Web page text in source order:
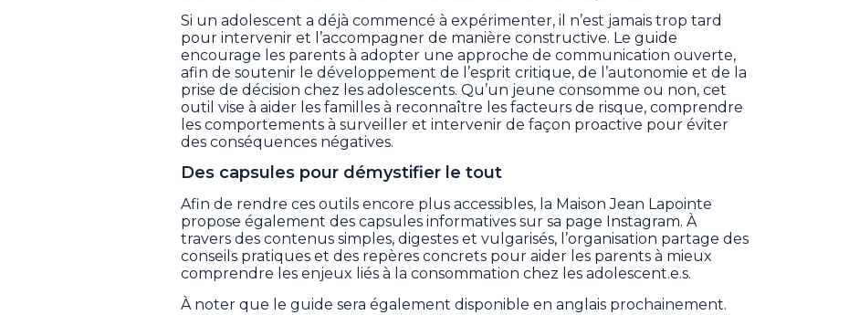
Si un adolescent a déjà commencé à expérimenter, il n’est jamais trop tard
pour intervenir et l’accompagner de manière constructive. Le guide
encourage les parents à adopter une approche de communication ouverte,
afin de soutenir le développement de l’esprit critique, de l’autonomie et de la
prise de décision chez les adolescents. Qu’un jeune consomme ou non, cet
outil vise à aider les familles à reconnaître les facteurs de risque, comprendre
les comportements à surveiller et intervenir de façon proactive pour éviter
des conséquences négatives.
Des capsules pour démystifier le tout
Afin de rendre ces outils encore plus accessibles, la Maison Jean Lapointe
propose également des capsules informatives sur sa page Instagram. À
travers des contenus simples, digestes et vulgarisés, l’organisation partage des
conseils pratiques et des repères concrets pour aider les parents à mieux
comprendre les enjeux liés à la consommation chez les adolescent.e.s.
À noter que le guide sera également disponible en anglais prochainement.